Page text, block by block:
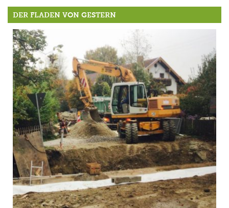
DER FLADEN VON GESTERN